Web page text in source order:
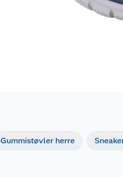
Gummistøvler herre